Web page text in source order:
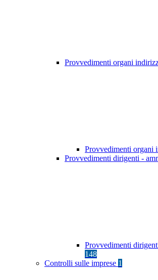
Provvedimenti organi
Provvedimenti organi
Provvedimenti dirigenti -
Provvedimenti
148
Controlli sulle imprese 1